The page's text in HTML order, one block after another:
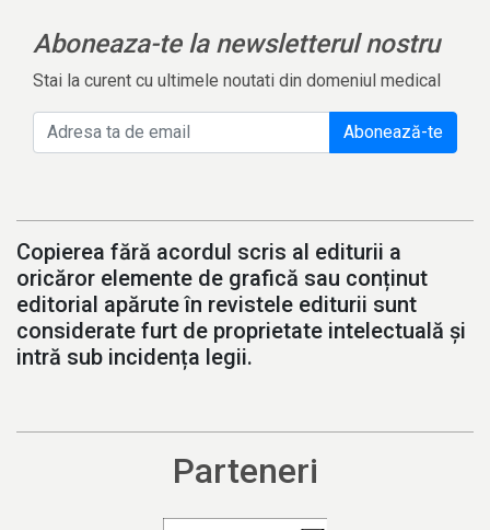
Aboneaza-te la newsletterul nostru
Stai la curent cu ultimele noutati din domeniul medical
Abonează-te
Copierea fără acordul scris al editurii a
oricăror elemente de grafică sau conținut
editorial apărute în revistele editurii sunt
considerate furt de proprietate intelectuală și
intră sub incidența legii.
Parteneri